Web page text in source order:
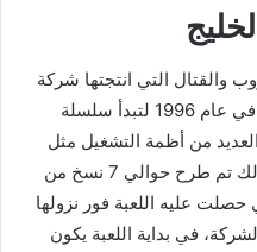
والقتال التي انتجتها شركة
نازكا كورييشن وتم نشرها لاول مرة في عام 1996 لتبدأ سلسلة
من أظمة التشغيل مثل
الويندز والأيفون والأندرويد، ثم بعد ذلك تم طرح حوالي 7 نسخ من
حصلت عليه اللعبة فور نزولها
في بداية اللعبة يكون